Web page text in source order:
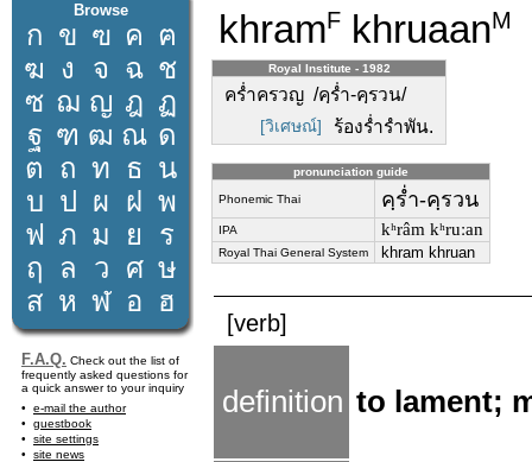
Browse
ก ข ฃ ค ฅ
ฆ ง จ ฉ ช
ซ ฌ ญ ฎ ฏ
ฐ ฑ ฒ ณ ด
ต ถ ท ธ น
บ ป ผ ฝ พ
ฟ ภ ม ย
ร
ฤ
ล ว ศ ษ
ส ห ฬ อ ฮ
F.A.Q. Check out the list of
frequently asked questions for
a quick answer to your inquiry
e-mail the author
guestbook
site settings
site news
khramF khruaanM
Royal Institute - 1982
คร่ำครวญ /คฺร่ำ-คฺรวน/
[วิเศษณ์] ร้องร่ำรำพัน.
pronunciation guide
Phonemic Thai คฺร่ำ-คฺรวน
IPA kʰrâm kʰruːan
Royal Thai General System khram khruan
[verb]
definition to lament;